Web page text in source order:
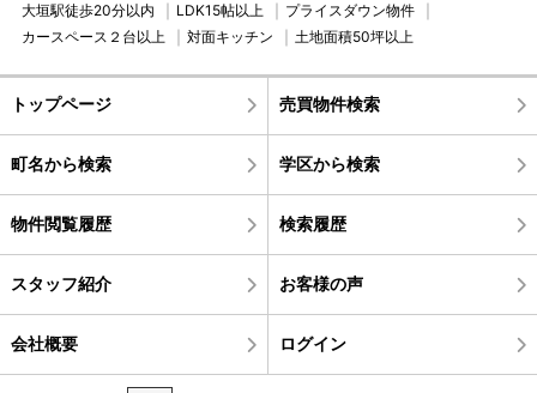
大垣駅徒歩20分以内 LDK15帖以上
プライスダウン物件
カースペース２台以上
対面キッチン 土地面積50坪以上
トップページ 売買物件検索
町名から検索 学区から検索
物件閲覧履歴 検索履歴
スタッフ紹介 お客様の声
会社概要 ログイン